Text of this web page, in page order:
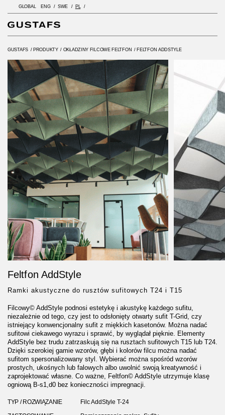
GLOBAL ENG SWE PL
GUSTAFS / PRODUKTY / OKŁADZINY FILCOWE FELTFON / FELTFON ADDSTYLE
Feltfon AddStyle
Ramki akustyczne do rusztów sufitowych T24 i T15
Filcowy© AddStyle podnosi estetykę i akustykę każdego sufitu,
niezależnie od tego, czy jest to odsłonięty otwarty sufit T-Grid, czy
istniejący konwencjonalny sufit z miękkich kasetonów. Można nadać
sufitowi ciekawego wyrazu i sprawić, by wyglądał pięknie. Elementy
AddStyle bez trudu zatrzaskują się na rusztach sufitowych T15 lub T24.
Dzięki szerokiej gamie wzorów, głębi i kolorów filcu można nadać
sufitom spersonalizowany styl. Wybierać można spośród wzorów
prostych, ukośnych lub falowych albo uwolnić swoją kreatywność i
zaprojektować własne. Co ważne, Feltfon© AddStyle utrzymuje klasę
ogniową B-s1,d0 bez konieczności impregnacji.
TYP / ROZWIĄZANIE
Filc AddStyle T-24